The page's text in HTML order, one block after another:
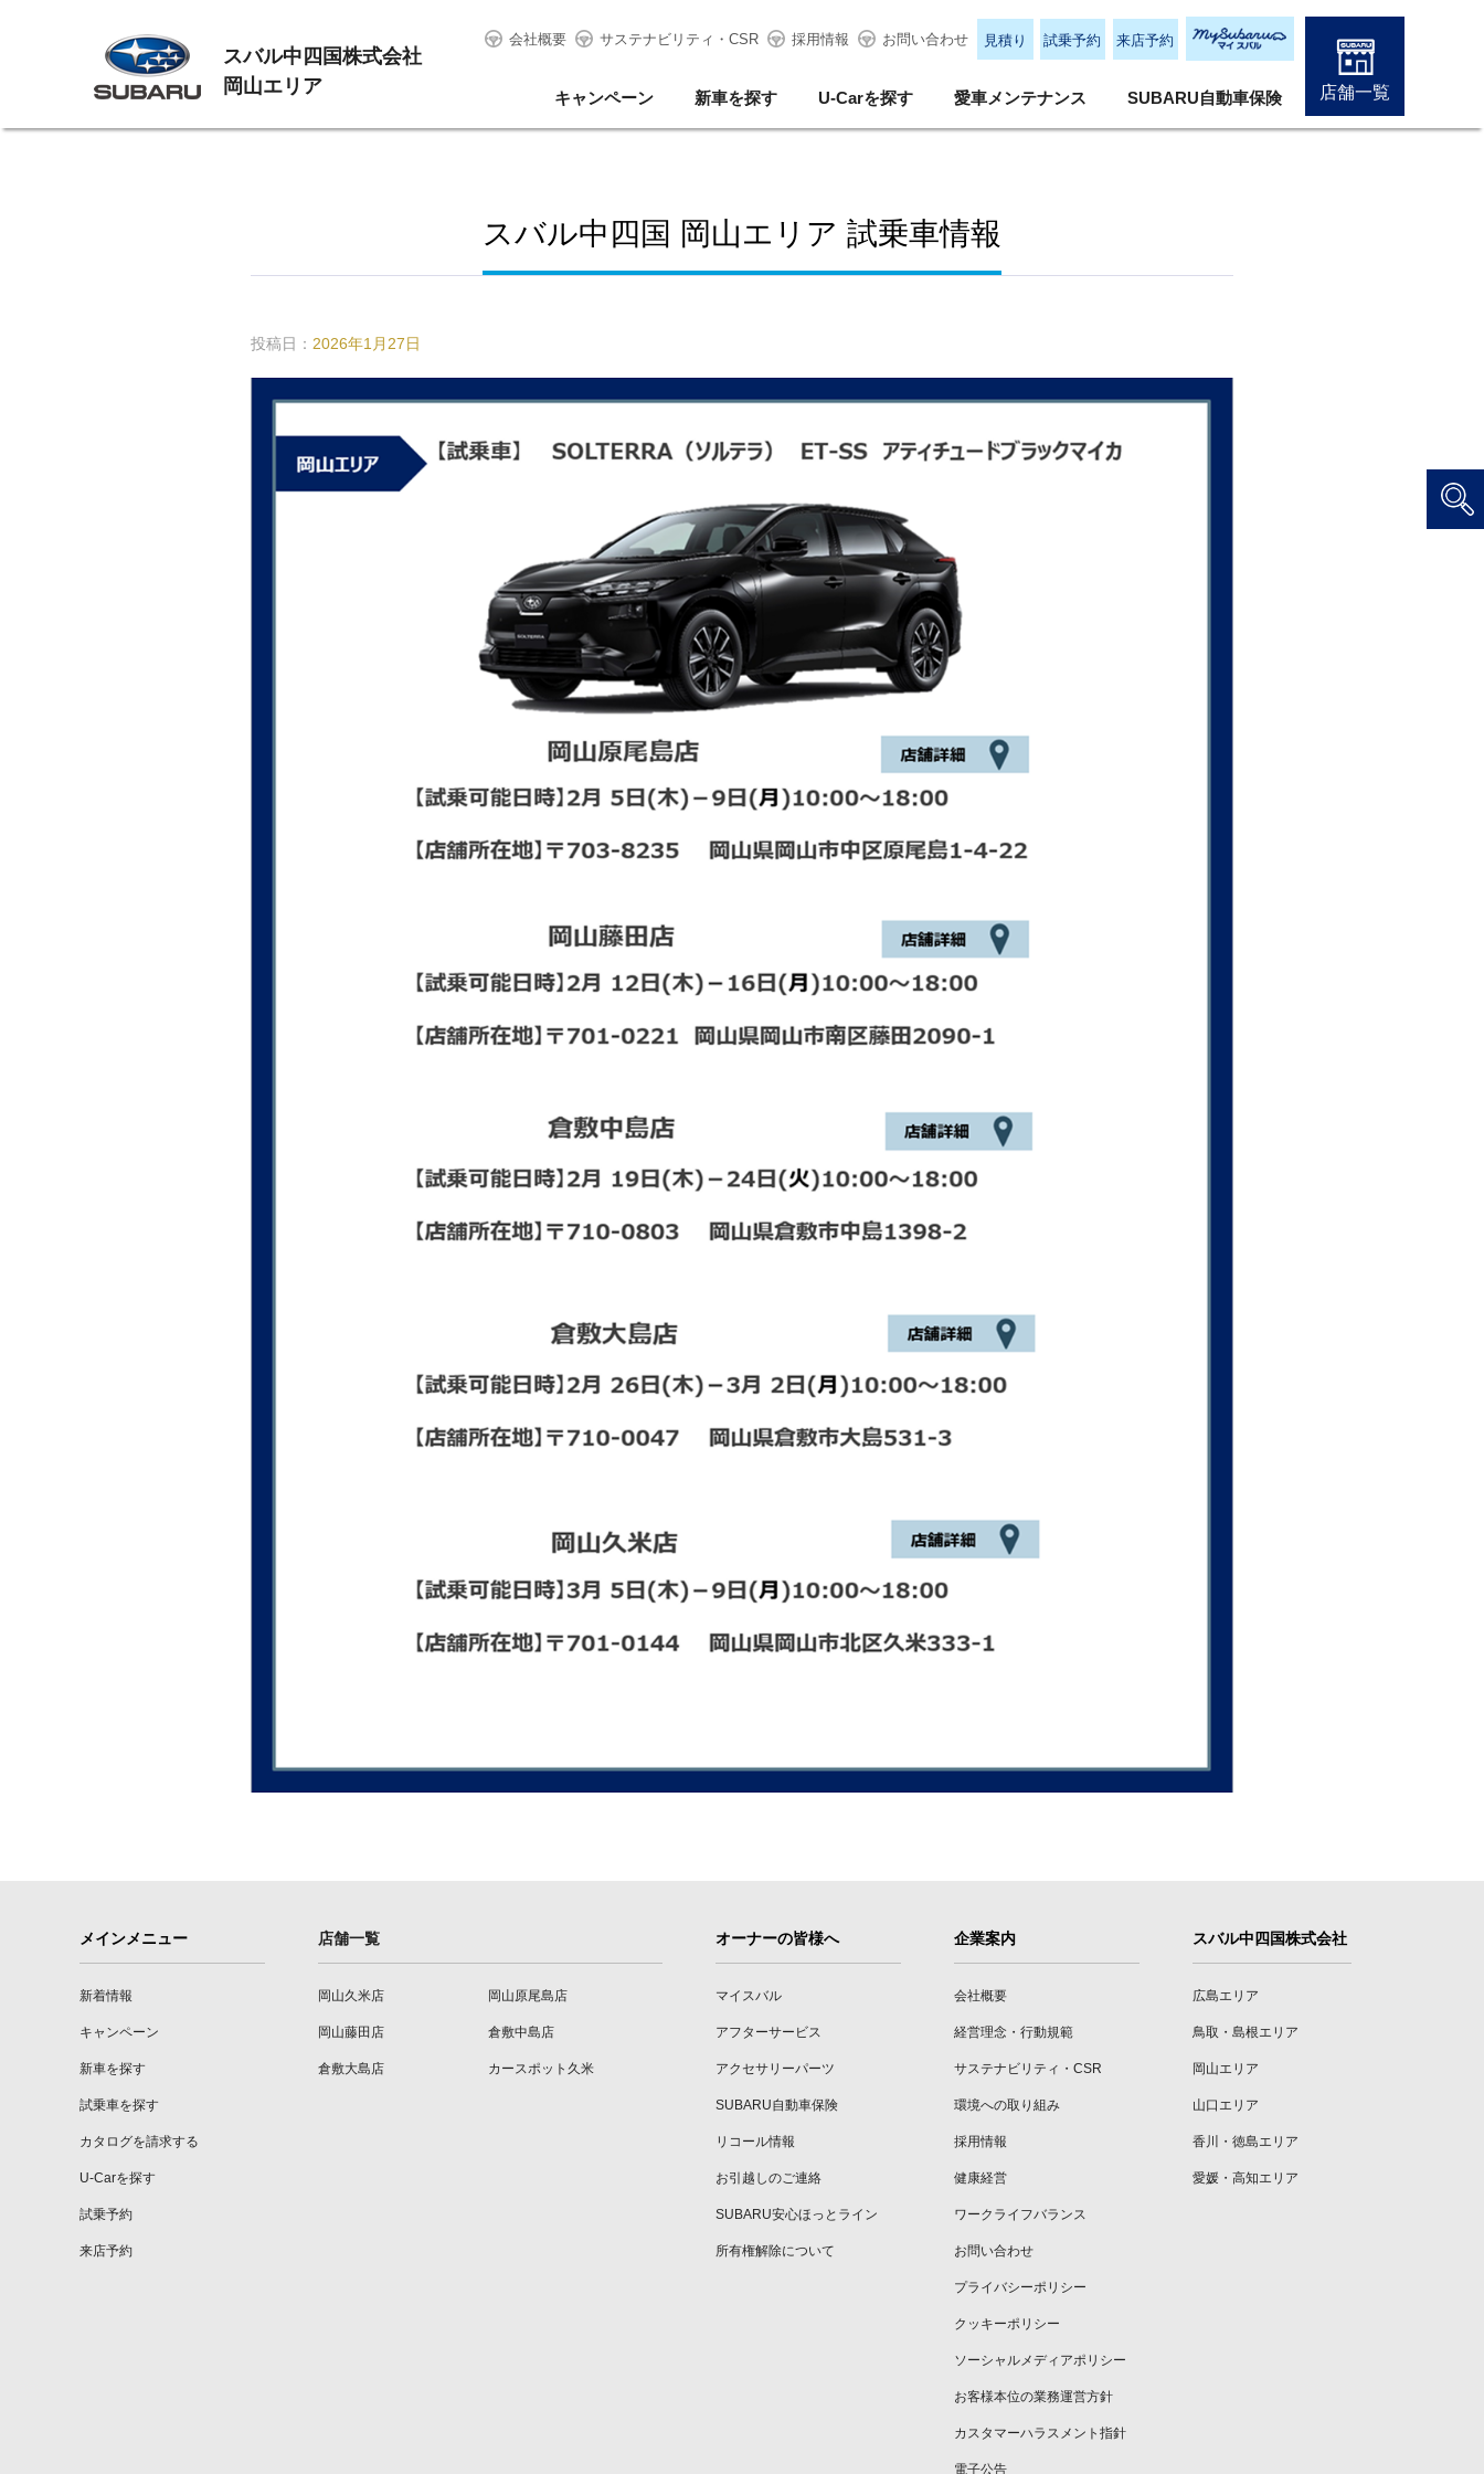
スバル中四国株式会社
岡山エリア
会社概要 サステナビリティ・CSR 採用情報 お問い合わせ 見積り 試乗予約 来店予約
キャンペーン 新車を探す U-Carを探す 愛車メンテナンス SUBARU自動車保険 店舗一覧
スバル中四国 岡山エリア 試乗車情報
投稿日： 2026年1月27日
メインメニュー
新着情報
キャンペーン
新車を探す
試乗車を探す
カタログを請求する
U-Carを探す
試乗予約
来店予約
店舗一覧
岡山久米店 岡山原尾島店
岡山藤田店 倉敷中島店
倉敷大島店 カースポット久米
オーナーの皆様へ
マイスバル
アフターサービス
アクセサリーパーツ
SUBARU自動車保険
リコール情報
お引越しのご連絡
SUBARU安心ほっとライン
所有権解除について
企業案内
会社概要
経営理念・行動規範
サステナビリティ・CSR
環境への取り組み
採用情報
健康経営
ワークライフバランス
お問い合わせ
プライバシーポリシー
クッキーポリシー
ソーシャルメディアポリシー
お客様本位の業務運営方針
カスタマーハラスメント指針
電子公告
スバル中四国株式会社
広島エリア
鳥取・島根エリア
岡山エリア
山口エリア
香川・徳島エリア
愛媛・高知エリア